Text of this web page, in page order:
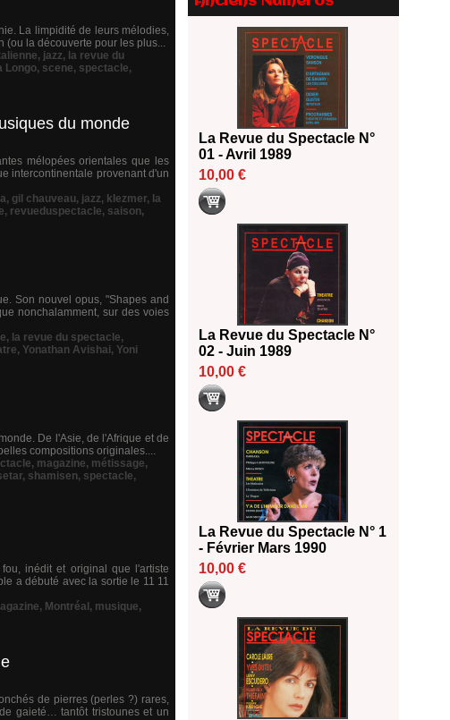
La limpidité de leurs mélodies,
(ou la découverte pour les plus...
, jazz, la revue du
Longo, scene, spectacle,
du monde
mélopées orientales que les
intercontinentale provenant d'un
, gil chauveau, jazz, klezmer, la
, revueduspectacle, saison,
Son nouvel opus, "Shapes and
nonchalamment, sur des voies
, la revue du spectacle,
, Yonathan Avishai, Yoni
De l'Asie, de l'Afrique et de
compositions originales....
, magazine, métissage,
, shamisen, spectacle,
inédit et original que l'artiste
a débuté avec la sortie le 11 11
, Montréal , musique,
de pierres (perles ?) rares,
gaieté… tantôt tristounes et un
18/06/2026
Les 10 lauréats du Fonds
Grandes Formes Théâtre 2026
Nomination de Nathalie
Garraud et Olivier Saccomano à
la direction du Théâtre de
Gennevilliers - CDN
13/06/2026
Dispositif SACD Auteurs
d'espaces : les lauréats 2026
La Revue du Spectacle N°
01 - Avril 1989
10,00 €
La Revue du Spectacle N°
02 - Juin 1989
10,00 €
La Revue du Spectacle N° 1
- Février Mars 1990
10,00 €